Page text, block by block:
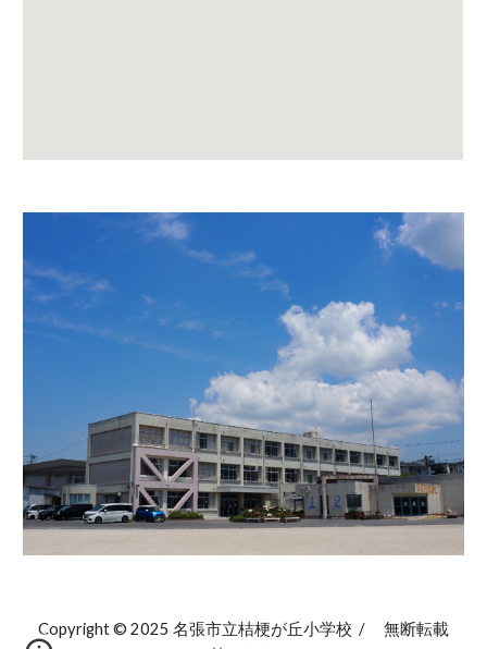
Copyright © 2025 名張市立桔梗が丘小学校 / 無断転載